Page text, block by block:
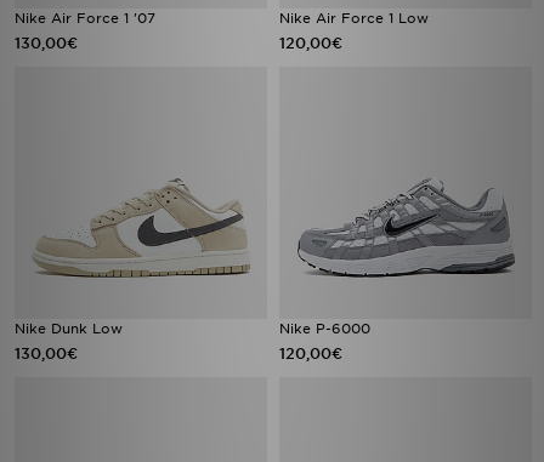
Nike Air Force 1 '07
130,00€
Nike Air Force 1 Low
120,00€
Nike Dunk Low
130,00€
Nike P-6000
120,00€